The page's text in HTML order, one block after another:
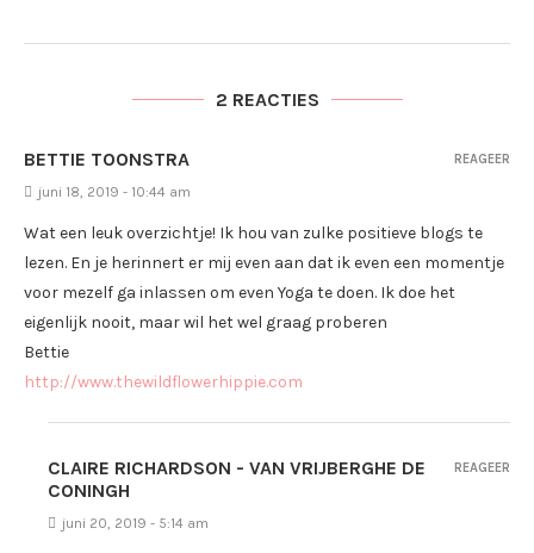
2 REACTIES
BETTIE TOONSTRA
juni 18, 2019 - 10:44 am
Wat een leuk overzichtje! Ik hou van zulke positieve blogs te
lezen. En je herinnert er mij even aan dat ik even een momentje
voor mezelf ga inlassen om even Yoga te doen. Ik doe het
eigenlijk nooit, maar wil het wel graag proberen
Bettie
http://www.thewildflowerhippie.com
REAGEER
CLAIRE RICHARDSON - VAN VRIJBERGHE DE
CONINGH
juni 20, 2019 - 5:14 am
REAGEER